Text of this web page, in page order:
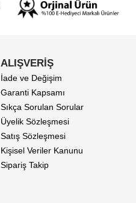
ALIŞVERİŞ
İade ve Değişim
Garanti Kapsamı
Sıkça Sorulan Sorular
Üyelik Sözleşmesi
Satış Sözleşmesi
Kişisel Veriler Kanunu
Sipariş Takip